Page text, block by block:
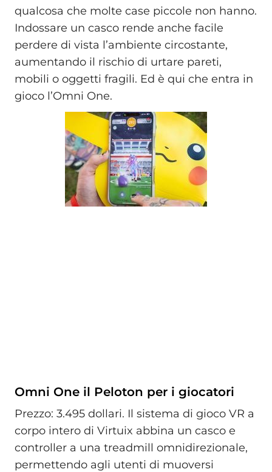
qualcosa che molte case piccole non hanno.
Indossare un casco rende anche facile
perdere di vista l’ambiente circostante,
aumentando il rischio di urtare pareti,
mobili o oggetti fragili. Ed è qui che entra in
gioco l’Omni One.
Omni One il Peloton per i giocatori
Prezzo: 3.495 dollari. Il sistema di gioco VR a
corpo intero di Virtuix abbina un casco e
controller a una treadmill omnidirezionale,
permettendo agli utenti di muoversi